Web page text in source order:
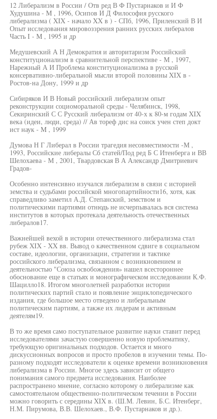
12 Либерализм в России / Отв ред В Ф Пустарнаков и И Ф
Худушина - M , 1996, Осипов И Д Философия русского
либерализма ( XIX - начало XX в ) - СПб, 1996, Приленский В И
Опыт исследования мировоззрения ранних русских либералов
Часть I - M , 1995 и др
Медушевский А Н Демократия и авторитаризм Российский
конституционализм в сравнительной перспективе - М , 1997,
Нарежный А И Проблема конституционализма в русской
консервативно-либеральной мысли второй половины XIX в -
Ростов-на Дону, 1999 и др
Сибиряков И В Новый российский либерализм опыт
реконструкции социоморальной среды - Челябинск, 1998,
Секиринский С С Русский либерализм от 40-х к 80-м годам XIX
века (идеи, люди, среда) // Ав тореф дис на соиск учен степ докт
ист наук - M , 1999
Думова Н Г Либерал в России трагедия несовместимости -М ,
1993, Российские либералы Сб статей/Под ред Б С Итенберга и ВВ
Шелохаева - М , 2001, Твардовская В А Александр Дмитриевич
Градов-
Особенно интенсивно изучался либерализм в связи с историей
земства и судьбами российской многопартийности16, хотя, как
справедливо заметил А.Д. Степанский, земством и
политическими партиями отнюдь не исчерпывалась вся система
институтов в которых протекала деятельность отечественных
либералов17.
Важнейшей вехой в истории отечественного либерализма стал
рубеж XIX - XX вв. Вывод о качественном сдвиге в социальном
составе, идеологии, организации, стратегии и тактике
российского либерализма, связанном с возникновением и
деятельностью "Союза освобождения» нашел всестороннее
обоснование еще в статьях и монографическом исследовании К.Ф.
Шацилло18. Итогом многолетней разработки истории
политических партий стало и появление энциклопедического
издания, где большое место отведено и либеральным
политическим партиям, а также их лидерам и активным
деятелям19.
В то же время само поступательное развитие науки ставит перед
исследователями зачастую совершенно новую проблематику,
требующую оригинальных подходов. Остается и много
дискуссионных вопросов и просто пробелов в изучении темы. По-
разному подходят исследователи к оценке времени возникновения
либерализма в России. Многое здесь зависит от общего
понимания самого предмета исследования. Наиболее
распространено мнение, согласно которому о либерализме как
самостоятельном общественно-политическом течении в России
можно говорить с середины XIX в. (Ш.М. Левин, Б.С. Итенберг,
Н.М. Пирумова, В.В. Шелохаев., В.Ф. Пустарнаков и др.).